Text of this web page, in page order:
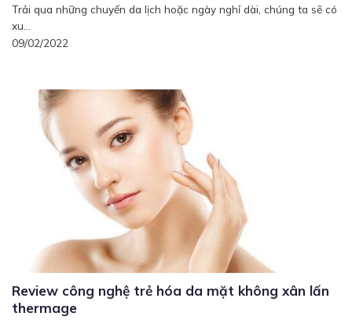
Trải qua những chuyến da lịch hoặc ngày nghỉ dài, chúng ta sẽ có
xu...
09/02/2022
Review công nghệ trẻ hóa da mặt không xân lấn
thermage